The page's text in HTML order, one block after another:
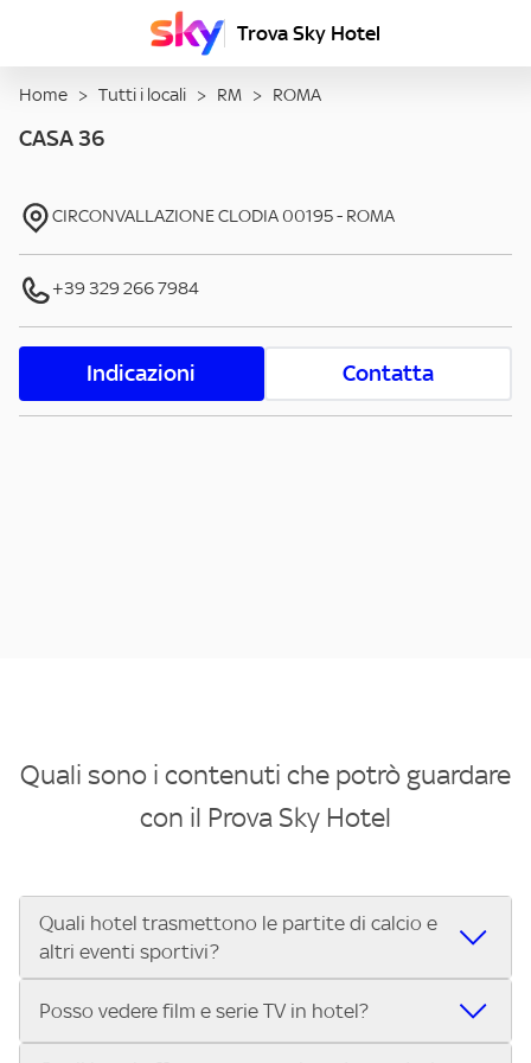
Trova Sky Hotel
Home > Tutti i locali > RM > ROMA
CASA 36
CIRCONVALLAZIONE CLODIA 00195- ROMA
+39 329 266 7984
Indicazioni Contatta
Quali sono i contenuti che potrò guardare
con il Prova Sky Hotel
Quali hotel trasmettono le partite di calcio e
altri eventi sportivi?
Se cerchi un hotel dove poter vedere le partite di Serie A,
Posso vedere film e serie TV in hotel?